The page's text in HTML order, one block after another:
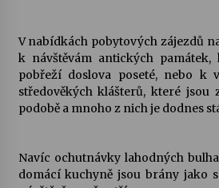
V nabídkách pobytových zájezdů
k návštěvám antických
pobřeží doslova poseté, nebo k
středověkých klášterů, které jsou
podobě a mnoho z nich je dodnes
Navíc ochutnávky lahodných
domácí kuchyně jsou brány jako